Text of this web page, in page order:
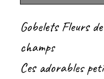
Gobelets Fleurs
champs
Ces adorables